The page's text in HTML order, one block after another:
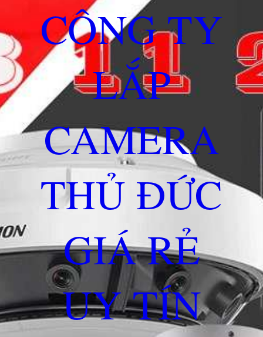
CÔNG TY
LẮP
CAMERA
THỦ ĐỨC
GIÁ RẺ
UY TÍN